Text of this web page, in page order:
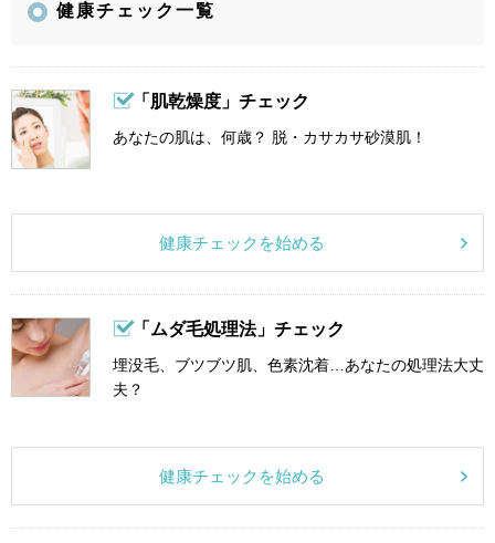
健康チェック一覧
「肌乾燥度」チェック
あなたの肌は、何歳？ 脱・カサカサ砂漠肌！
健康チェックを始める
「ムダ毛処理法」チェック
埋没毛、ブツブツ肌、色素沈着…あなたの処理法大丈
夫？
健康チェックを始める